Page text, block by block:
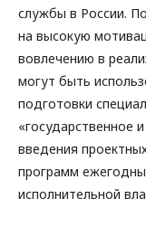
службы в России.
на высокую
вовлечению в
могут быть
подготовки
«государственное
введения
программ
исполнительной